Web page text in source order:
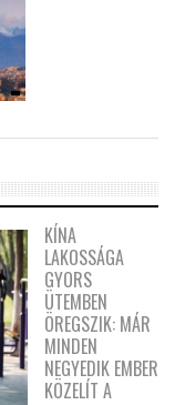
KÍNA
LAKOSSÁGA
GYORS
ÜTEMBEN
ÖREGSZIK: MÁR
MINDEN
NEGYEDIK EMBER
KÖZELÍT A